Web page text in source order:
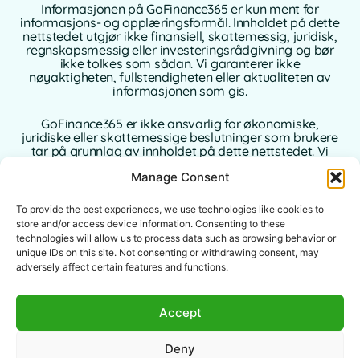
Manage Consent
To provide the best experiences, we use technologies like cookies to
store and/or access device information. Consenting to these
technologies will allow us to process data such as browsing behavior or
unique IDs on this site. Not consenting or withdrawing consent, may
adversely affect certain features and functions.
Accept
Deny
Informasjonen på GoFinance365 er kun ment for
informasjons- og opplæringsformål. Innholdet på dette
nettstedet utgjør ikke finansiell, skattemessig, juridisk,
regnskapsmessig eller investeringsrådgivning og bør
ikke tolkes som sådan. Vi garanterer ikke
nøyaktigheten, fullstendigheten eller aktualiteten av
informasjonen som gis.
GoFinance365 er ikke ansvarlig for økonomiske,
juridiske eller skattemessige beslutninger som brukere
tar på grunnlag av innholdet på dette nettstedet. Vi
kvalifisert og autorisert profesjonell rådgiver i ditt
hjemland før du tar beslutninger om dine personlige
eller forretningsmessige finanser.
Bruk av dette nettstedet innebærer full aksept av
denne ansvarsfraskrivelsen. Verken GoFinance365 eller
dets forfattere eller bidragsytere påtar seg noe ansvar
som følge av bruken av informasjonen som gis.
nødvendigvis gjeldende eller tillatt i alle jurisdiksjoner.